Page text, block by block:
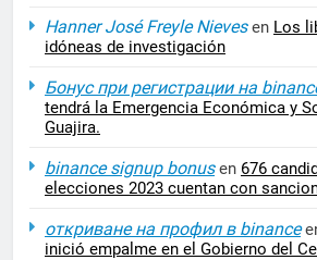
Hanner José Freyle Nievesen Los
idóneas de investigación
Бонус при регистрации на
tendrá la Emergencia Económica y
Guajira.
binance signup bonusen 676
elecciones 2023 cuentan con
откриване на профил в binance
inició empalme en el Gobierno del